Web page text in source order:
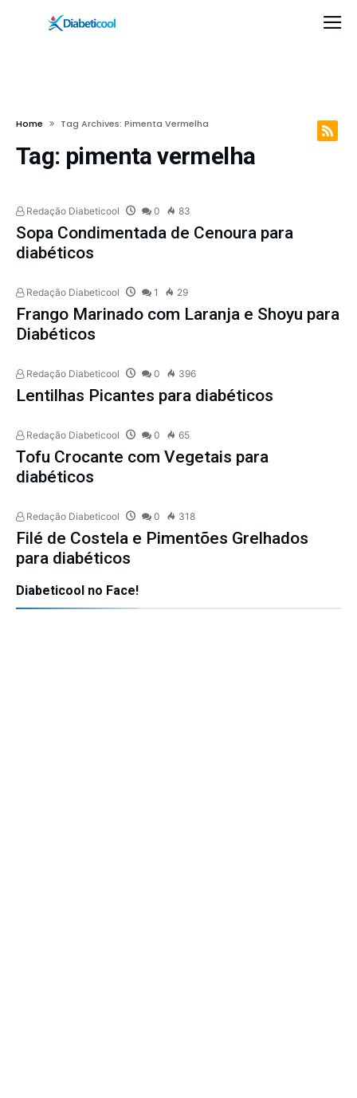
Home Tag Archives: Pimenta Vermelha
Tag: pimenta vermelha
Redação Diabeticool 0 83
Sopa Condimentada de Cenoura para
diabéticos
Redação Diabeticool 1 29
Frango Marinado com Laranja e Shoyu para
Diabéticos
Redação Diabeticool 0 396
Lentilhas Picantes para diabéticos
Redação Diabeticool 0 65
Tofu Crocante com Vegetais para
diabéticos
Redação Diabeticool 0 318
Filé de Costela e Pimentões Grelhados
para diabéticos
Diabeticool no Face!